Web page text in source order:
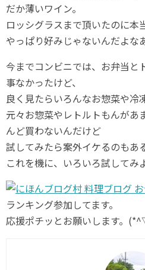
だか薄いワイン。
ロッシグラスまで頂いたのに本
やっぱり好みじゃないんだよな
今までコンビニでは、お弁当と
事なかったけど、
良く見たらいろんなお惣菜や冷
元々お惣菜やレトルトもんがあ
んど買わないんだけど
試してみたら案外イケるのもあ
これを機に、いろいろ試してみ
ランキング参加してます。
応援ポチッとお願いします。